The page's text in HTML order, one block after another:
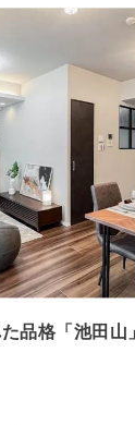
品格「池田山